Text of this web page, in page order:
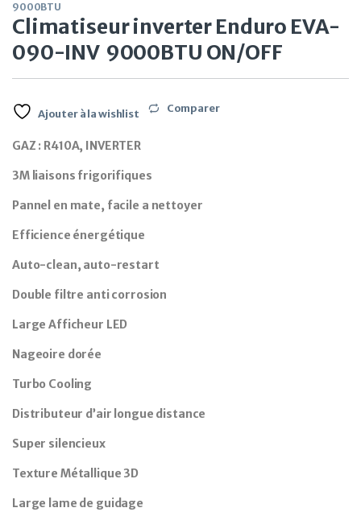
9000BTU
Climatiseur inverter Enduro EVA-
090-INV 9000BTU ON/OFF
Ajouter à la wishlist Comparer
GAZ : R410A, INVERTER
3M liaisons frigorifiques
Pannel en mate, facile a nettoyer
Efficience énergétique
Auto-clean, auto-restart
Double filtre anti corrosion
Large Afficheur LED
Nageoire dorée
Turbo Cooling
Distributeur d’air longue distance
Super silencieux
Texture Métallique 3D
Large lame de guidage